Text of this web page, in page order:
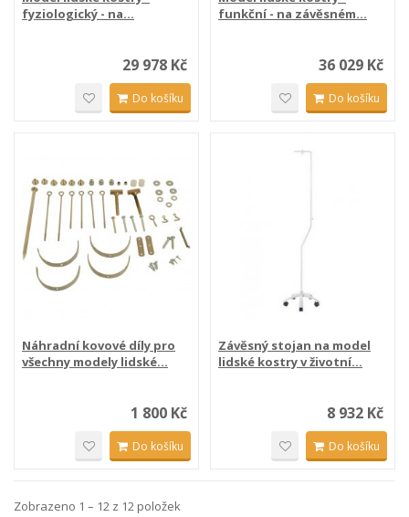
fyziologický - na...
29 978 Kč
Do košíku
funkční - na závěsném...
36 029 Kč
Do košíku
Náhradní kovové díly pro
všechny modely lidské...
1 800 Kč
Do košíku
Závěsný stojan na model
lidské kostry v životní...
8 932 Kč
Do košíku
Zobrazeno 1 – 12 z 12 položek